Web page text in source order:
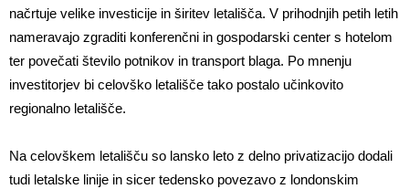
načrtuje velike investicije in širitev letališča. V prihodnjih petih letih
nameravajo zgraditi konferenčni in gospodarski center s hotelom
ter povečati število potnikov in transport blaga. Po mnenju
investitorjev bi celovško letališče tako postalo učinkovito
regionalno letališče.
Na celovškem letališču so lansko leto z delno privatizacijo dodali
tudi letalske linije in sicer tedensko povezavo z londonskim